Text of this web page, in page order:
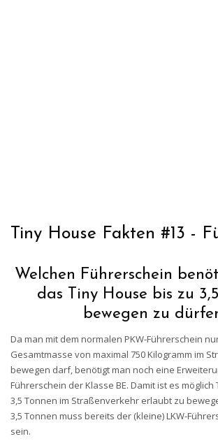
Tiny House Fakten #13 -
Welchen Führerschein
das Tiny House bis zu
bewegen zu
Da man mit dem normalen PKW-Führerschein
Gesamtmasse von maximal 750 Kilogramm im
bewegen darf, benötigt man noch eine
Führerschein der Klasse BE. Damit ist es möglich
3,5 Tonnen im Straßenverkehr erlaubt zu
3,5 Tonnen muss bereits der (kleine) LKW-
sein.